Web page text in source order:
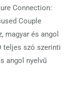
Connection:
Couple
magyar és angol
teljes szó szerinti
angol nyelvű